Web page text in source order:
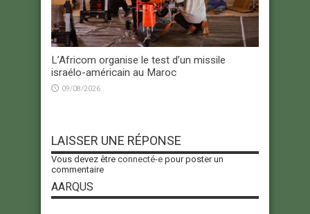
L’Africom organise le test d’un missile
israélo-américain au Maroc
09/08/2026
LAISSER UNE RÉPONSE
Vous devez être connecté-e pour poster un
commentaire
AARQUS